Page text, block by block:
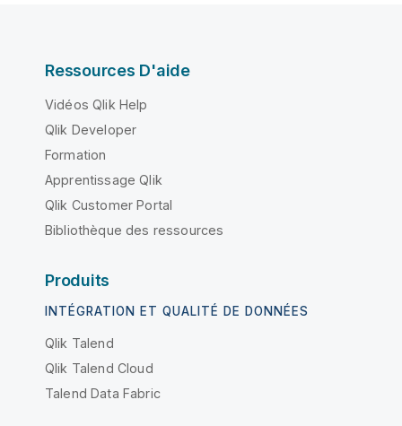
Ressources D'aide
Vidéos Qlik Help
Qlik Developer
Formation
Apprentissage Qlik
Qlik Customer Portal
Bibliothèque des ressources
Produits
INTÉGRATION ET QUALITÉ DE DONNÉES
Qlik Talend
Qlik Talend Cloud
Talend Data Fabric